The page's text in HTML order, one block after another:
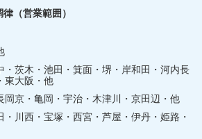
（営業範囲）
・茨木・池田・箕面・堺・岸和田・河内長
東大阪・他
岡京・亀岡・宇治・木津川・京田辺・他
・川西・宝塚・西宮・芦屋・伊丹・姫路・